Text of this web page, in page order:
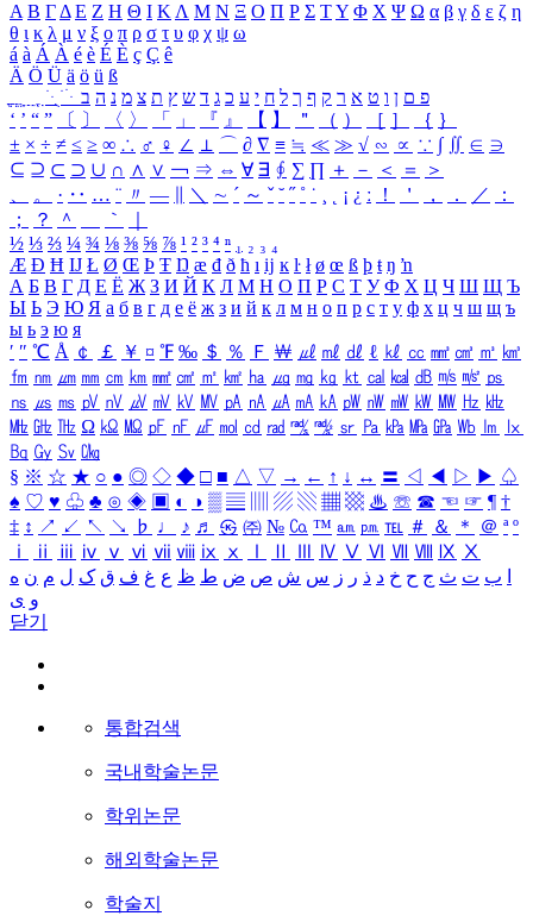
Α Β ΓΔ Ε Ζ Η Θ Ι ΚΛ Μ Ν Ξ Ο Π Ρ Σ ΤΥ Φ Χ Ψ Ω α β γ δ ε ζ η
θ ι κ λ μ ν ξ ο π ρ σ τ υ φ χ ψ ω
á à Á À é è É È ç Ç ê
Ä Ö Ü ä ö ü ß
ִֶֹ ֻּ ׁׂ פ ם ן ו ט א ר ק ף ך ל ח י ע כ ג ד ש ץ ת צ מ נ ה ב
‘ ’ “ ” 〔 〕 〈 〉 「 」 『 』 【 】 ＂ （ ） ［ ］ ｛ ｝
± × ÷ ≠ ≤ ≥ ∞ ∴ ♂ ♀ ∠ ⊥ ⌒ ∂ ∇ ≡ ≒ ≪ ≫ √ ∽ ∝ ∵ ∫ ∬ ∈ ∋
⊆ ⊇ ⊂ ⊃ ∪ ∩ ∧ ∨ ￢ ⇒ ⇔ ∀ ∃ ∮ ∑ ∏ ＋ － ＜ ＝
＞
、
。 · ‥ … ¨ 〃 ― ＼ ∼ ´ ～ ˇ ˘ ˝ ˚ ˙ ¸ ¡ ¿ ː ！ ＇ ， ． ／
：
；
？ ＾ ｀
½ ⅓ ⅔ ¼ ¾ ⅛ ⅜ ⅝ ⅞ ¹ ² ³ ⁴ ⁿ ₁ ₂ ₃ ₄
Æ Ð Ħ Ĳ Ł Ø Œ Þ Ŧ Ŋ æ đ ð ħ ı ĳ ĸ ŀ ł ø œ ß þ ŧ ŋ ŉ
А Б В Г Д Е Ё Ж З И Й К Л М Н О П Р С Т У Ф Х Ц Ч Ш Щ Ъ
Ы Ь Э Ю Я а б в г д е ё ж з и й к л м н о п р с т у ф х ц ч ш щ ъ
ы ь э ю я
′ ″ ℃ Å ￠ ￡ ￥ ¤ ℉ ‰ ＄ ％ Ｆ ￦ ㎕ ㎖ ㎗ ℓ ㎘ ㏄ ㎣ ㎤ ㎥ ㎦
㎙ ㎚ ㎛ ㎜ ㎝ ㎞ ㎟ ㎠ ㎡ ㎢ ㏊ ㎍ ㎎ ㎏ ㏏ ㎈ ㎉ ㏈ ㎧ ㎨ ㎰
㎱ ㎲ ㎳ ㎴ ㎵ ㎶ ㎷ ㎸ ㎹ ㎀ ㎁ ㎂ ㎃ ㎄ ㎺ ㎻ ㎽ ㎾ ㎿ ㎐ ㎑
㎒ ㎓ ㎔ Ω ㏀ ㏁ ㎊ ㎋ ㎌ ㏖ ㏅ ㎭ ㎮ ㎯ ㏛ ㎩ ㎪ ㎫ ㎬ ㏝ ㏐
㏓
㏃ ㏉ ㏜ ㏆
§ ※ ☆ ★ ○ ● ◎ ◇ ◆ □ ■ △ ▽ → ← ↑ ↓ ↔ 〓 ◁ ◀ ▷ ▶ ♤
♠ ♡ ♥ ♧ ♣ ⊙ ◈ ▣ ◐ ◑ ▒ ▤ ▨ ▧ ▦ ▩ ♨ ☏ ☎ ☜ ☞ ¶ †
‡ ↕ ↗ ↙ ↖ ↘ ♭ ♩ ♪ ♬ ㉿ ㈜ № ㏇ ™ ㏂ ㏘ ℡ ＃ ＆ ＊ ＠ ª º
ⅰ
ⅱ ⅲ ⅳ ⅴ ⅵ ⅶ ⅷ ⅸ ⅹ Ⅳ Ⅴ Ⅵ Ⅶ Ⅷ Ⅸ Ⅹ
ب ت ث ج ح خ د ذ ر ز س ش ص ض ط ظ ع غ ف ق ک ل م ن ه
و ی
닫기
통합검색
국내학술논문
학위논문
해외학술논문
학술지